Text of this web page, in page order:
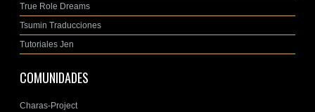
True Role Dreams
Tsumin Traducciones
Tutoriales Jen
COMUNIDADES
Charas-Project